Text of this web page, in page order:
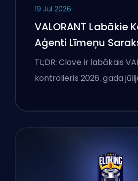
19 Jul 2026
VALORANT Labākie
Aģenti Līmeņu
TL;DR: Clove ir labākais
kontrolieris 2026. gada